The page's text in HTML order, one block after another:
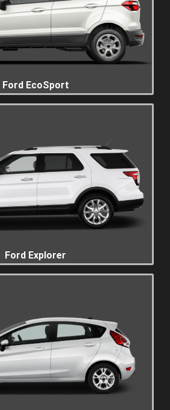
Ford EcoSport
Ford Explorer